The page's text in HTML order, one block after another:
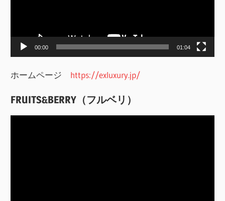
ー
00:00 01:04
ホームページ https://exluxury.jp/
FRUITS&BERRY（フルベリ）